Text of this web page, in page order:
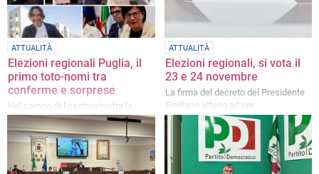
ATTUALITÀ
Elezioni regionali Puglia, il
primo toto-nomi tra
conferme e sorprese
Nel campo del centrosinistra la
macchina organizzativa è già in
pieno movimento
ATTUALITÀ
Elezioni regionali, si vota il
23 e 24 novembre
La firma del decreto del Presidente
Emiliano atteso ad ore